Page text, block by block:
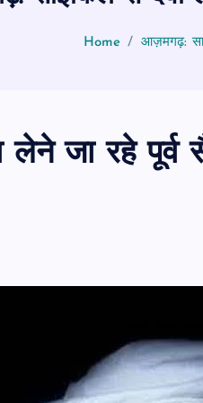
Home आज़मगढ़:
जा रहे पूर्व